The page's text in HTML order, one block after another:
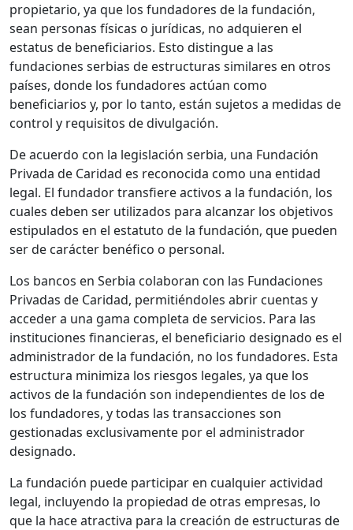
propietario, ya que los fundadores de la fundación,
sean personas físicas o jurídicas, no adquieren el
estatus de beneficiarios. Esto distingue a las
fundaciones serbias de estructuras similares en otros
países, donde los fundadores actúan como
beneficiarios y, por lo tanto, están sujetos a medidas de
control y requisitos de divulgación.
De acuerdo con la legislación serbia, una Fundación
Privada de Caridad es reconocida como una entidad
legal. El fundador transfiere activos a la fundación, los
cuales deben ser utilizados para alcanzar los objetivos
estipulados en el estatuto de la fundación, que pueden
ser de carácter benéfico o personal.
Los bancos en Serbia colaboran con las Fundaciones
Privadas de Caridad, permitiéndoles abrir cuentas y
acceder a una gama completa de servicios. Para las
instituciones financieras, el beneficiario designado es el
administrador de la fundación, no los fundadores. Esta
estructura minimiza los riesgos legales, ya que los
activos de la fundación son independientes de los de
los fundadores, y todas las transacciones son
gestionadas exclusivamente por el administrador
designado.
La fundación puede participar en cualquier actividad
legal, incluyendo la propiedad de otras empresas, lo
que la hace atractiva para la creación de estructuras de